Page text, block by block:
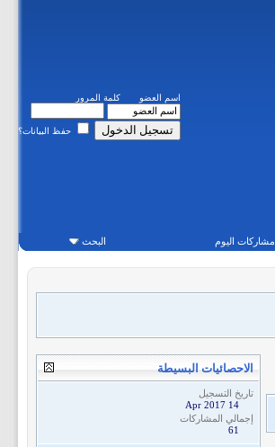
اسم العضو كلمة المرور
حفظ البيانات؟
مشاركات اليوم البحث
الاحصائيات البسيطة
تاريخ التسجيل
14 Apr 2017
إجمالي المشاركات
61